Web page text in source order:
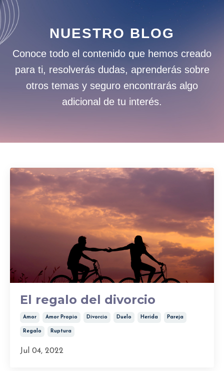
NUESTRO BLOG
Conoce todo el contenido que hemos creado
para ti, resolverás dudas, aprenderás sobre
otros temas y seguro encontrarás algo
adicional de tu interés.
El regalo del divorcio
Amor Amor Propio Divorcio Duelo Herida Pareja
Regalo Ruptura
Jul 04, 2022